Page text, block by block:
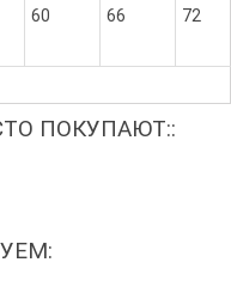
60 66 72
ПОКУПАЮТ::